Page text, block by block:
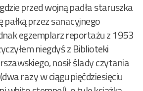
przed wojną padła staruszka
pałką przez sanacyjnego
egzemplarz reportażu z 1953
niegdyś z Biblioteki
nosił ślady czytania
razy w ciągu pięćdziesięciu